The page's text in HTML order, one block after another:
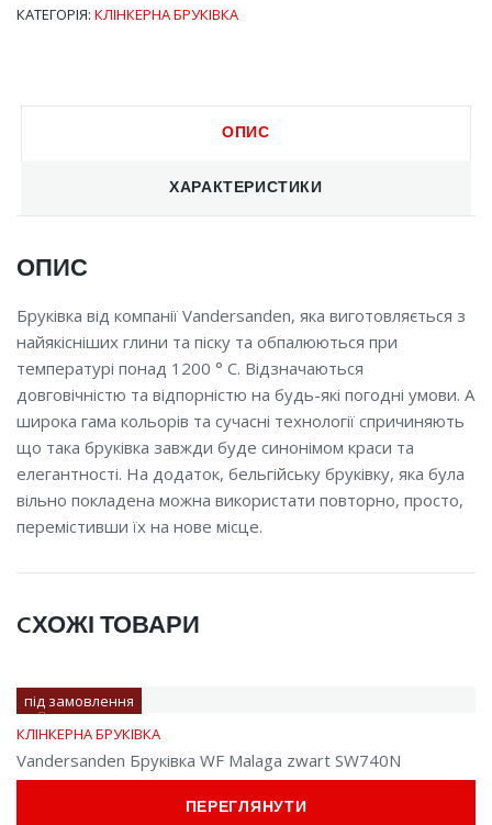
КАТЕГОРІЯ: КЛІНКЕРНА БРУКІВКА
ОПИС
ХАРАКТЕРИСТИКИ
ОПИС
Бруківка від компанії Vandersanden, яка виготовляється з
найякісніших глини та піску та обпалюються при
температурі понад 1200 ° С. Відзначаються
довговічністю та відпорністю на будь-які погодні умови. А
широка гама кольорів та сучасні технології спричиняють
що така бруківка завжди буде синонімом краси та
елегантності. На додаток, бельгійську бруківку, яка була
вільно покладена можна використати повторно, просто,
перемістивши їх на нове місце.
CХОЖІ ТОВАРИ
під замовлення
КЛІНКЕРНА БРУКІВКА
Vandersanden Бруківка WF Malaga zwart SW740N
ПЕРЕГЛЯНУТИ